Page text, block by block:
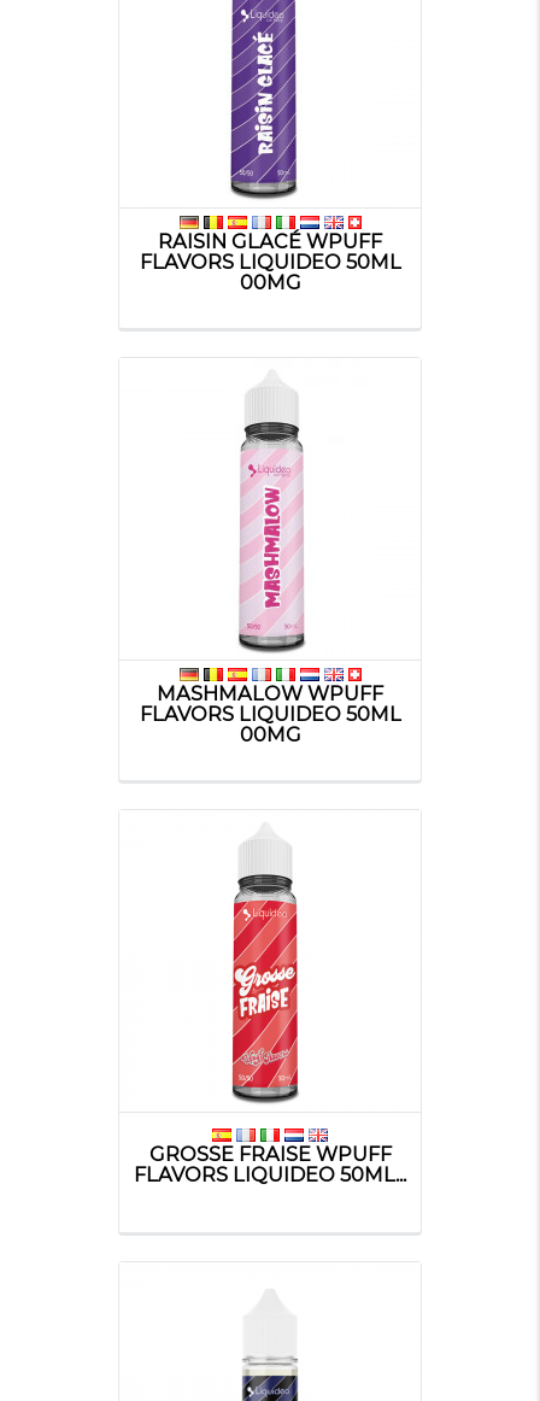
RAISIN GLACÉ WPUFF
FLAVORS LIQUIDEO 50ML
00MG
MASHMALOW WPUFF
FLAVORS LIQUIDEO 50ML
00MG
GROSSE FRAISE WPUFF
FLAVORS LIQUIDEO 50ML...